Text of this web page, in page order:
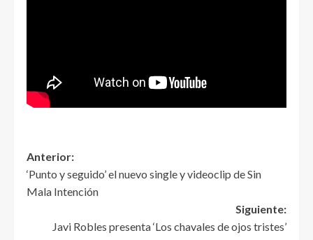
Anterior:
‘Punto y seguido’ el nuevo single y videoclip de Sin
Mala Intención
Siguiente:
Javi Robles presenta ‘Los chavales de ojos tristes’